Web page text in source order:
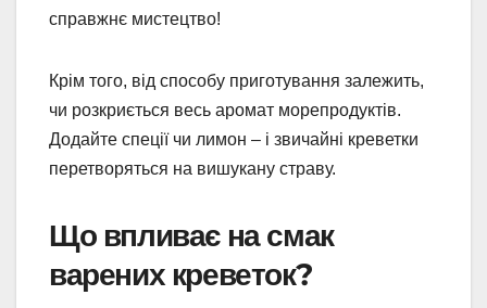
справжнє мистецтво!
Крім того, від способу приготування залежить,
чи розкриється весь аромат морепродуктів.
Додайте спеції чи лимон – і звичайні креветки
перетворяться на вишукану страву.
Що впливає на смак
варених креветок?